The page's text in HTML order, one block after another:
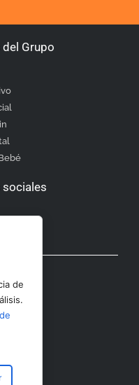
Grupo
sociales
de